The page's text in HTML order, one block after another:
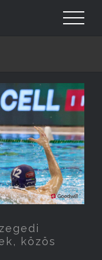
közös